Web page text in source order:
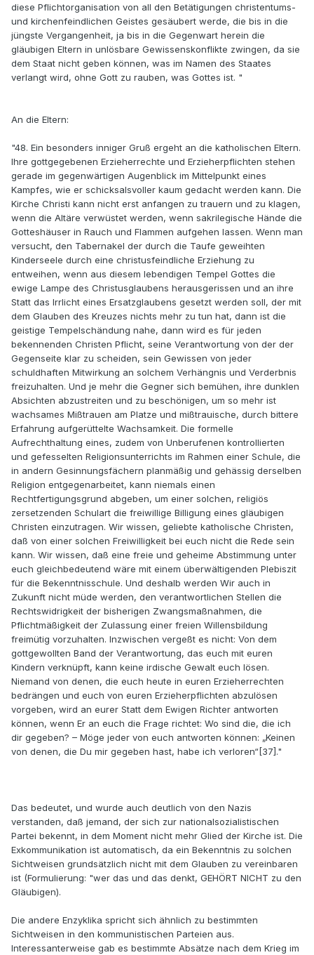
diese Pflichtorganisation von all den Betätigungen christentums-
und kirchenfeindlichen Geistes gesäubert werde, die bis in die
jüngste Vergangenheit, ja bis in die Gegenwart herein die
gläubigen Eltern in unlösbare Gewissenskonflikte zwingen, da sie
dem Staat nicht geben können, was im Namen des Staates
verlangt wird, ohne Gott zu rauben, was Gottes ist. "
An die Eltern:
"48. Ein besonders inniger Gruß ergeht an die katholischen Eltern.
Ihre gottgegebenen Erzieherrechte und Erzieherpflichten stehen
gerade im gegenwärtigen Augenblick im Mittelpunkt eines
Kampfes, wie er schicksalsvoller kaum gedacht werden kann. Die
Kirche Christi kann nicht erst anfangen zu trauern und zu klagen,
wenn die Altäre verwüstet werden, wenn sakrilegische Hände die
Gotteshäuser in Rauch und Flammen aufgehen lassen. Wenn man
versucht, den Tabernakel der durch die Taufe geweihten
Kinderseele durch eine christusfeindliche Erziehung zu
entweihen, wenn aus diesem lebendigen Tempel Gottes die
ewige Lampe des Christusglaubens herausgerissen und an ihre
Statt das Irrlicht eines Ersatzglaubens gesetzt werden soll, der mit
dem Glauben des Kreuzes nichts mehr zu tun hat, dann ist die
geistige Tempelschändung nahe, dann wird es für jeden
bekennenden Christen Pflicht, seine Verantwortung von der der
Gegenseite klar zu scheiden, sein Gewissen von jeder
schuldhaften Mitwirkung an solchem Verhängnis und Verderbnis
freizuhalten. Und je mehr die Gegner sich bemühen, ihre dunklen
Absichten abzustreiten und zu beschönigen, um so mehr ist
wachsames Mißtrauen am Platze und mißtrauische, durch bittere
Erfahrung aufgerüttelte Wachsamkeit. Die formelle
Aufrechthaltung eines, zudem von Unberufenen kontrollierten
und gefesselten Religionsunterrichts im Rahmen einer Schule, die
in andern Gesinnungsfächern planmäßig und gehässig derselben
Religion entgegenarbeitet, kann niemals einen
Rechtfertigungsgrund abgeben, um einer solchen, religiös
zersetzenden Schulart die freiwillige Billigung eines gläubigen
Christen einzutragen. Wir wissen, geliebte katholische Christen,
daß von einer solchen Freiwilligkeit bei euch nicht die Rede sein
kann. Wir wissen, daß eine freie und geheime Abstimmung unter
euch gleichbedeutend wäre mit einem überwältigenden Plebiszit
für die Bekenntnisschule. Und deshalb werden Wir auch in
Zukunft nicht müde werden, den verantwortlichen Stellen die
Rechtswidrigkeit der bisherigen Zwangsmaßnahmen, die
Pflichtmäßigkeit der Zulassung einer freien Willensbildung
freimütig vorzuhalten. Inzwischen vergeßt es nicht: Von dem
gottgewollten Band der Verantwortung, das euch mit euren
Kindern verknüpft, kann keine irdische Gewalt euch lösen.
Niemand von denen, die euch heute in euren Erzieherrechten
bedrängen und euch von euren Erzieherpflichten abzulösen
vorgeben, wird an eurer Statt dem Ewigen Richter antworten
können, wenn Er an euch die Frage richtet: Wo sind die, die ich
dir gegeben? – Möge jeder von euch antworten können: „Keinen
von denen, die Du mir gegeben hast, habe ich verloren“[37]."
Das bedeutet, und wurde auch deutlich von den Nazis
verstanden, daß jemand, der sich zur nationalsozialistischen
Partei bekennt, in dem Moment nicht mehr Glied der Kirche ist. Die
Exkommunikation ist automatisch, da ein Bekenntnis zu solchen
Sichtweisen grundsätzlich nicht mit dem Glauben zu vereinbaren
ist (Formulierung: "wer das und das denkt, GEHÖRT NICHT zu den
Gläubigen).
Die andere Enzyklika spricht sich ähnlich zu bestimmten
Sichtweisen in den kommunistischen Parteien aus.
Interessanterweise gab es bestimmte Absätze nach dem Krieg im